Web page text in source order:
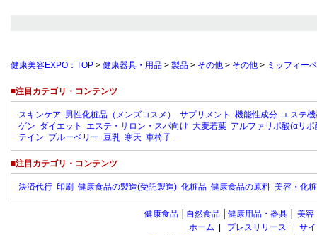
健康美容EXPO：TOP > 健康器具・用品 > 製品 > その他 > その他 > ミッフィー
■注目カテゴリ・コンテンツ
スキンケア 男性化粧品（メンズコスメ） サプリメント 機能性成分 エステ
ゲン ダイエット エステ・サロン・スパ向け 大麦若葉 アルファリポ酸(αリポ
テイン ブルーベリー 豆乳 寒天 車椅子
■注目カテゴリ・コンテンツ
決済代行 印刷 健康食品の製造(受託製造) 化粧品 健康食品の原料 美容・化
健康食品 自然食品 健康用品・器具 美容
ホーム
プレスリリース
サ